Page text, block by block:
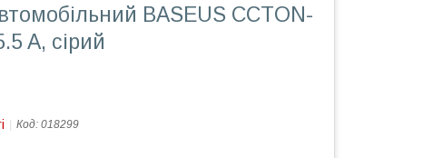
BASEUS CCTON-
A, сірий
Код: 018299